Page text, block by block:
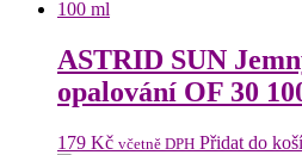
ASTRID SUN
opalování OF 30
179 Kč včetně DPH Přidat do